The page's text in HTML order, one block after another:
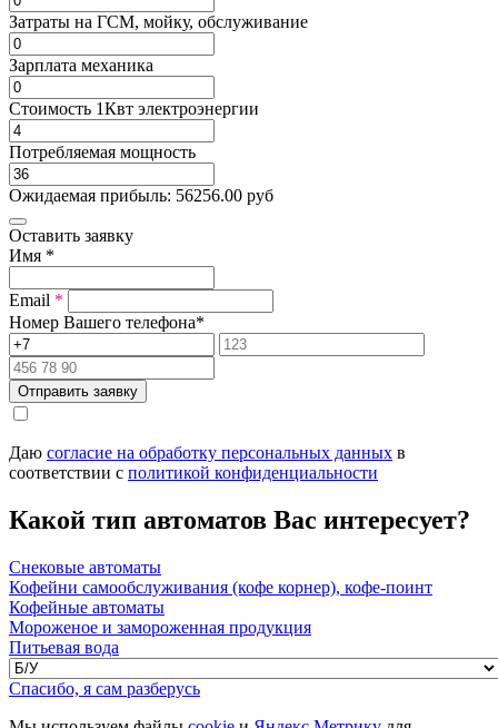
Затраты на ГСМ, мойку, обслуживание
Зарплата механика
Стоимость 1Квт электроэнергии
Потребляемая мощность
Ожидаемая прибыль: 56256.00 руб
Оставить заявку
Имя *
Email *
Номер Вашего телефона*
Отправить заявку
Даю согласие на обработку персональных данных в
соответствии с политикой конфиденциальности
Какой тип автоматов Вас интересует?
Снековые автоматы
Кофейни самообслуживания (кофе корнер), кофе-поинт
Кофейные автоматы
Мороженое и замороженная продукция
Питьевая вода
Спасибо, я сам разберусь